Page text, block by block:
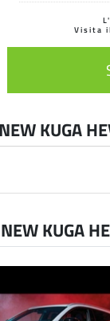
Visita
KUGA
KUGA